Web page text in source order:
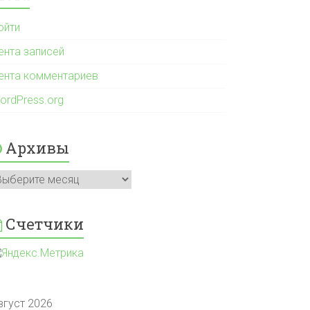
записей
комментариев
Архивы
Счетчики
2026